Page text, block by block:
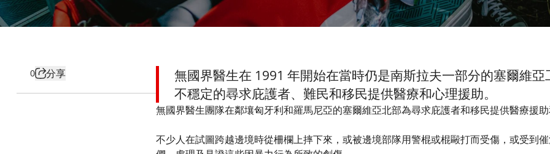
0 分享
無國界醫生在 1991 年開始在當時仍是南斯拉夫一部分的塞爾維
不穩定的尋求庇護者、難民和移民提供醫療和心理援助。
無國界醫生團隊在鄰壤匈牙利和羅馬尼亞的塞爾維亞北部為尋求庇護者和移民提供醫療援
不少人在試圖跨越邊境時從柵欄上摔下來，或被邊境部隊用警棍或棍毆打而受傷，或受到